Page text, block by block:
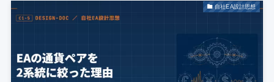
自社EA設計思想